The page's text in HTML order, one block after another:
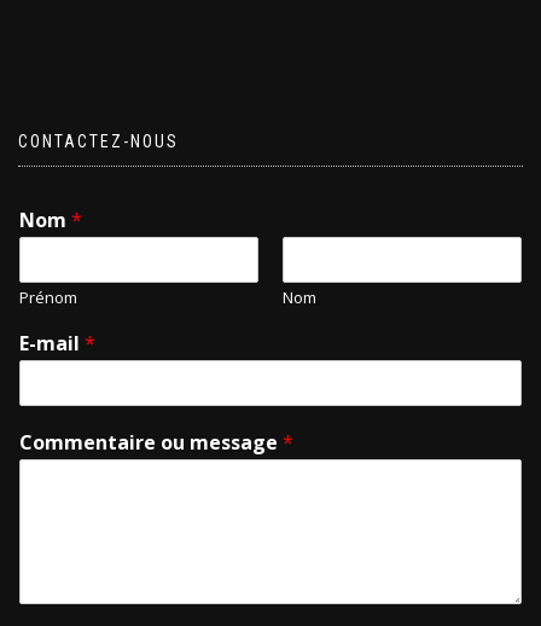
CONTACTEZ-NOUS
Nom *
Prénom Nom
E-mail *
Commentaire ou message *